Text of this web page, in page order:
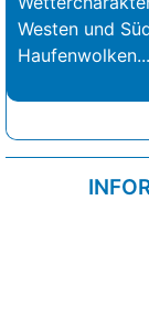
Westen und
Haufenwolken.